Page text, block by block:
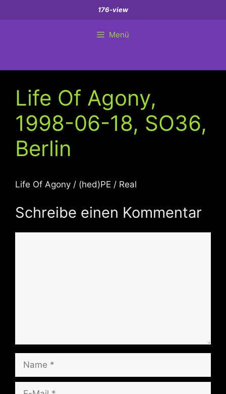
Inhalt
176-view
Menü
Life Of Agony,
1998-06-18, SO36,
Berlin
Life Of Agony / (hed)PE / Real
Schreibe einen Kommentar